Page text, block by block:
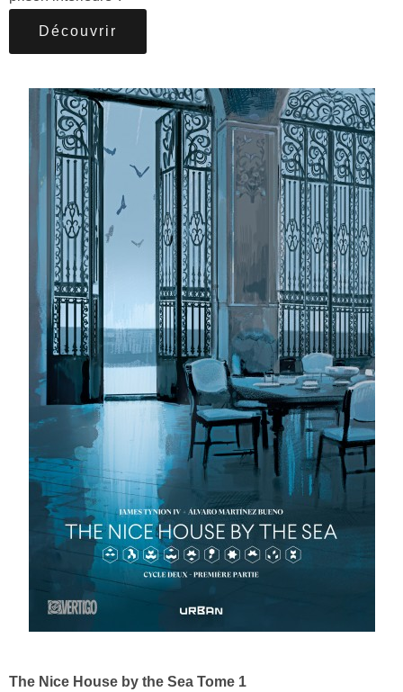
Découvrir
The Nice House by the Sea Tome 1